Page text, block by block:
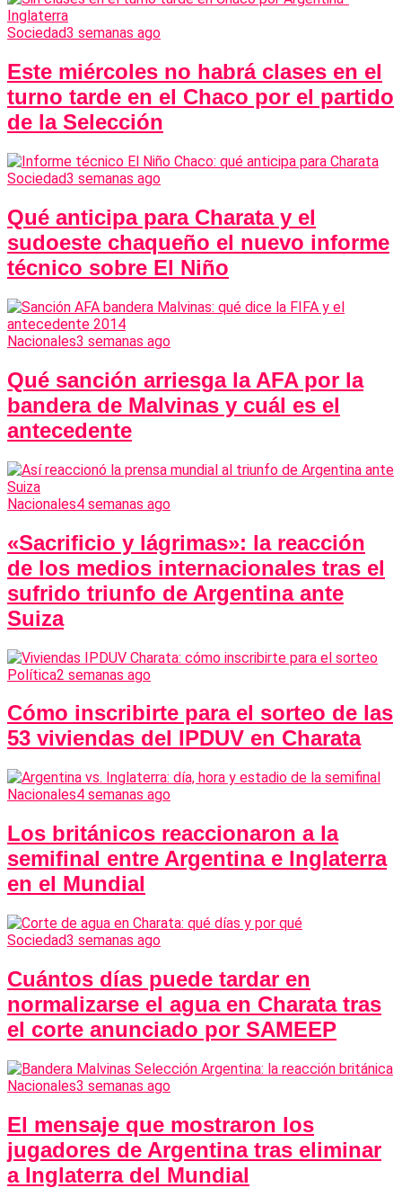
Sociedad3 semanas ago
Este miércoles no habrá clases en el
turno tarde en el Chaco por el partido
de la Selección
Sociedad3 semanas ago
Qué anticipa para Charata y el
sudoeste chaqueño el nuevo informe
técnico sobre El Niño
Nacionales3 semanas ago
Qué sanción arriesga la AFA por la
bandera de Malvinas y cuál es el
antecedente
Nacionales4 semanas ago
«Sacrificio y lágrimas»: la reacción
de los medios internacionales tras el
sufrido triunfo de Argentina ante
Suiza
Política2 semanas ago
Cómo inscribirte para el sorteo de las
53 viviendas del IPDUV en Charata
Nacionales4 semanas ago
Los británicos reaccionaron a la
semifinal entre Argentina e Inglaterra
en el Mundial
Sociedad3 semanas ago
Cuántos días puede tardar en
normalizarse el agua en Charata tras
el corte anunciado por SAMEEP
Nacionales3 semanas ago
El mensaje que mostraron los
jugadores de Argentina tras eliminar
a Inglaterra del Mundial